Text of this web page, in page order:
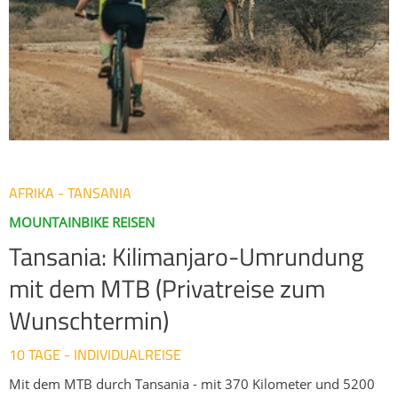
Bräuche, Gesänge und Gerichte kennen, sowie afrikanisches
Großwild. Durch die Höhenlage zwischen 1300 und 2100
Meter über dem Meeresspiegel laden angenehme
Temperaturen trotz der Nähe zum Äquator zu sportlichen
Aktivitäten geradezu ein. Höhepunkt der Reise ist die
Tagestour durch die Steppenlandschaft des westlichen
Kilimanjaro, wo Sie mitten durch Herden von Gnus, Zebras,
Giraffen und anderen Tieren fahren und so die Faszination
Kontinent auf schöne und authentische Weise zu erleben.
AFRIKA - TANSANIA
MOUNTAINBIKE REISEN
Tansania: Kilimanjaro-Umrundung
mit dem MTB (Privatreise zum
Wunschtermin)
10 TAGE - INDIVIDUALREISE
Mit dem MTB durch Tansania - mit 370 Kilometer und 5200